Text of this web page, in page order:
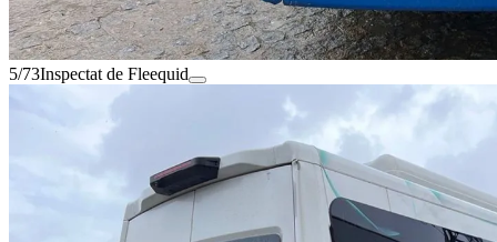
5/73Inspectat de Fleequid